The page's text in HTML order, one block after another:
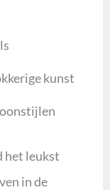
kunst
het leukst
in de